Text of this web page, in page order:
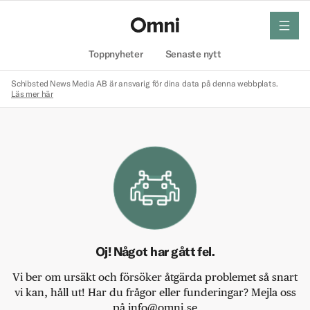
Toppnyheter Senaste nytt
meny
Schibsted News Media AB är ansvarig för dina data på denna webbplats.
Läs mer här
Oj! Något har gått fel.
Vi ber om ursäkt och försöker åtgärda problemet så snart
vi kan, håll ut! Har du frågor eller funderingar? Mejla oss